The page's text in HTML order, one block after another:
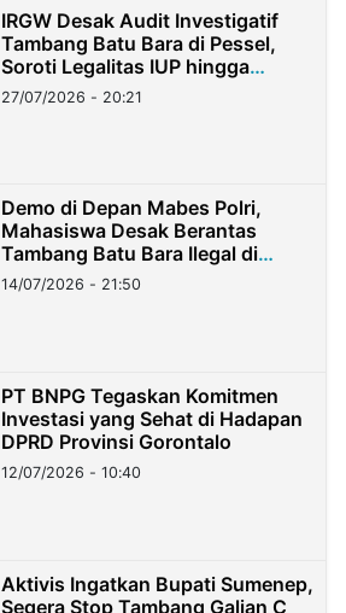
IRGW Desak Audit Investigatif
Tambang Batu Bara di Pessel,
Soroti Legalitas IUP hingga
Stockpile
27/07/2026 - 20:21
Demo di Depan Mabes Polri,
Mahasiswa Desak Berantas
Tambang Batu Bara Ilegal di
Lampung
14/07/2026 - 21:50
PT BNPG Tegaskan Komitmen
Investasi yang Sehat di Hadapan
DPRD Provinsi Gorontalo
12/07/2026 - 10:40
Aktivis Ingatkan Bupati Sumenep,
Segera Stop Tambang Galian C